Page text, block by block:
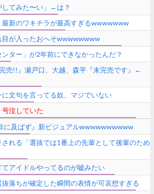
てみた〜い」←は？
最新のワキチラが最高すぎるwwwwwww
目が入ったおへそwwwwwwww
ター」が2年前にできなかったんだ？
売!!』瀬戸口、大越、森平『未完売です』←
文句を言ってる奴、マジでいない
泣していた
に及ばず』新ビジュアルwwwwwwwwww
れる「選抜では1番上の先輩として後輩のため
アイドルやってるのが嘘みたい
抜落ちが確定した瞬間の表情が可哀想すぎる